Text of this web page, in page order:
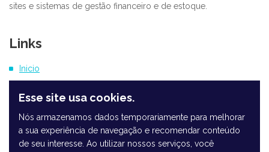
sites e sistemas de gestão financeiro e de estoque.
Links
Inicio
Termos de Uso
Política de Privacidade
Esse site usa cookies.
Nós armazenamos dados temporariamente para melhorar
a sua experiência de navegação e recomendar conteúdo
de seu interesse. Ao utilizar nossos serviços, você